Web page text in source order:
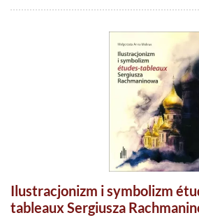
Ilustracjonizm i symbolizm
tableaux Sergiusza